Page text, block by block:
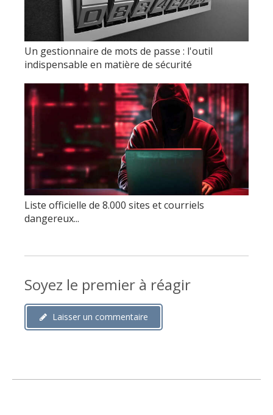
Un gestionnaire de mots de passe : l'outil
indispensable en matière de sécurité
Liste officielle de 8.000 sites et courriels
dangereux...
Soyez le premier à réagir
Laisser un commentaire